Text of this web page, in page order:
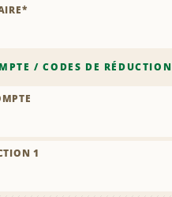
*
/CODES DE RÉDUCTION
1